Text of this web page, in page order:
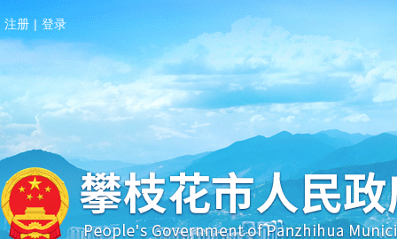
注册 | 登录